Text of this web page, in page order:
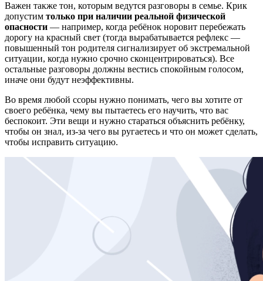
Важен также тон, которым ведутся разговоры в семье. Крик
допустим только при наличии реальной физической
опасности — например, когда ребёнок норовит перебежать
дорогу на красный свет (тогда вырабатывается рефлекс —
повышенный тон родителя сигнализирует об экстремальной
ситуации, когда нужно срочно сконцентрироваться). Все
остальные разговоры должны вестись спокойным голосом,
иначе они будут неэффективны.
Во время любой ссоры нужно понимать, чего вы хотите от
своего ребёнка, чему вы пытаетесь его научить, что вас
беспокоит. Эти вещи и нужно стараться объяснить ребёнку,
чтобы он знал, из-за чего вы ругаетесь и что он может сделать,
чтобы исправить ситуацию.